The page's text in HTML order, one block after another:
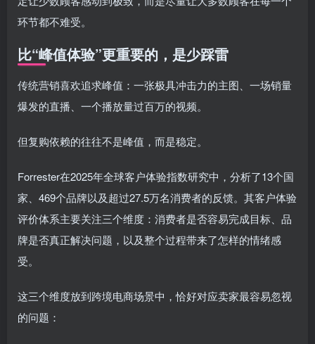
环节都不难受。
比“峰值体验”更重要的，是少踩雷
传统营销喜欢追求峰值：一张极具冲击力的主图、一场销量
爆发的直播、一个播放量过百万的视频。
但复购依赖的往往不是峰值，而是稳定。
Forrester在2025年全球客户体验指数研究中，分析了13个国
家、469个品牌以及超过27.5万名消费者的反馈。其客户体验
评价体系主要关注三个维度：消费者是否容易完成目标、品
牌是否真正解决问题，以及整个过程带来了怎样的情绪感
受。
这三个维度放到跨境电商场景中，恰好对应卖家最容易忽视
的问题：